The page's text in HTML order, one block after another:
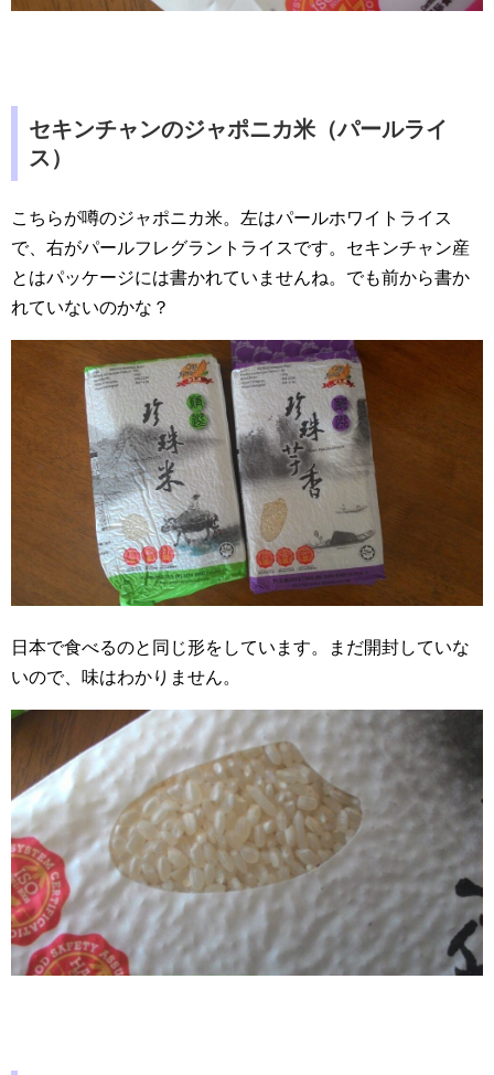
セキンチャンのジャポニカ米（パールライ
ス）
こちらが噂のジャポニカ米。左はパールホワイトライス
で、右がパールフレグラントライスです。セキンチャン産
とはパッケージには書かれていませんね。でも前から書か
れていないのかな？
日本で食べるのと同じ形をしています。まだ開封していな
いので、味はわかりません。